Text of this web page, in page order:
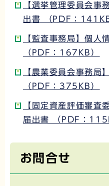
【選挙管理委員会事
出書 （PDF：141KB
【監査事務局】個人
（PDF：167KB）
【農業委員会事務局
（PDF：375KB）
【固定資産評価審査
届出書 （PDF：
お問合せ